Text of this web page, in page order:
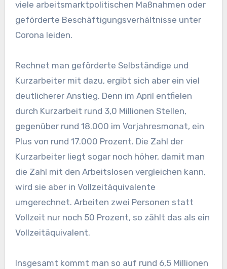
viele arbeitsmarktpolitischen Maßnahmen oder
geförderte Beschäftigungsverhältnisse unter
Corona leiden.
Rechnet man geförderte Selbständige und
Kurzarbeiter mit dazu, ergibt sich aber ein viel
deutlicherer Anstieg. Denn im April entfielen
durch Kurzarbeit rund 3,0 Millionen Stellen,
gegenüber rund 18.000 im Vorjahresmonat, ein
Plus von rund 17.000 Prozent. Die Zahl der
Kurzarbeiter liegt sogar noch höher, damit man
die Zahl mit den Arbeitslosen vergleichen kann,
wird sie aber in Vollzeitäquivalente
umgerechnet. Arbeiten zwei Personen statt
Vollzeit nur noch 50 Prozent, so zählt das als ein
Vollzeitäquivalent.
Insgesamt kommt man so auf rund 6,5 Millionen